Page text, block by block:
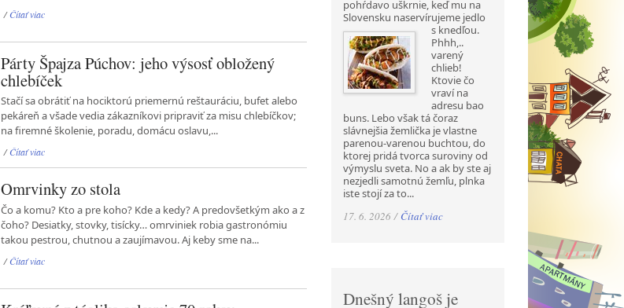
/Čítať viac
Párty Špajza Púchov: jeho výsosť obložený
chlebíček
Stačí sa obrátiť na hociktorú priemernú reštauráciu, bufet alebo
pekáreň a všade vedia zákazníkovi pripraviť za misu chlebíčkov;
na firemné školenie, poradu, domácu oslavu,...
/Čítať viac
Omrvinky zo stola
Čo a komu? Kto a pre koho? Kde a kedy? A predovšetkým ako a z
čoho? Desiatky, stovky, tisícky… omrviniek robia gastronómiu
takou pestrou, chutnou a zaujímavou. Aj keby sme na...
/Čítať viac
pohŕdavo uškrnie, keď mu na
Slovensku naservírujeme jedlo
s knedľou.
Phhh,..
varený
chlieb!
Ktovie čo
vraví na
adresu bao
buns. Lebo však tá čoraz
slávnejšia žemlička je vlastne
parenou-varenou buchtou, do
ktorej pridá tvorca suroviny od
výmyslu sveta. No a ak by ste aj
nezjedli samotnú žemľu, plnka
iste stojí za to...
17. 6. 2026 / Čítať viac
Dnešný langoš je